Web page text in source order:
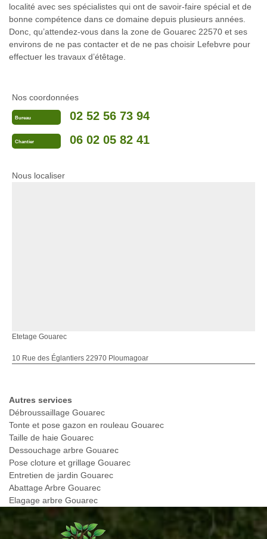
localité avec ses spécialistes qui ont de savoir-faire spécial et de
bonne compétence dans ce domaine depuis plusieurs années.
Donc, qu’attendez-vous dans la zone de Gouarec 22570 et ses
environs de ne pas contacter et de ne pas choisir Lefebvre pour
effectuer les travaux d’étêtage.
Nos coordonnées
Bureau 02 52 56 73 94
Chantier 06 02 05 82 41
Nous localiser
Etetage Gouarec
10 Rue des Églantiers 22970 Ploumagoar
Autres services
Débroussaillage Gouarec
Tonte et pose gazon en rouleau Gouarec
Taille de haie Gouarec
Dessouchage arbre Gouarec
Pose cloture et grillage Gouarec
Entretien de jardin Gouarec
Abattage Arbre Gouarec
Elagage arbre Gouarec